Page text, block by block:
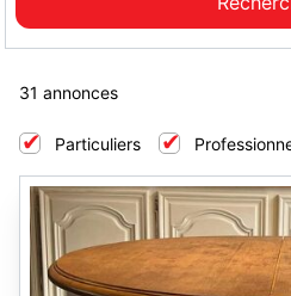
31 annonces
Particuliers